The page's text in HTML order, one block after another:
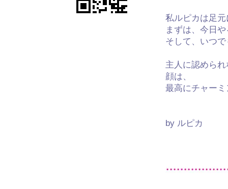
私ルピカは足
まずは、今日
そして、いつ
主人に認めら
顔は、
最高にチャー
by ルピカ